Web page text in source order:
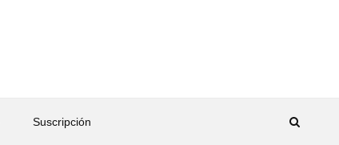
Suscripción